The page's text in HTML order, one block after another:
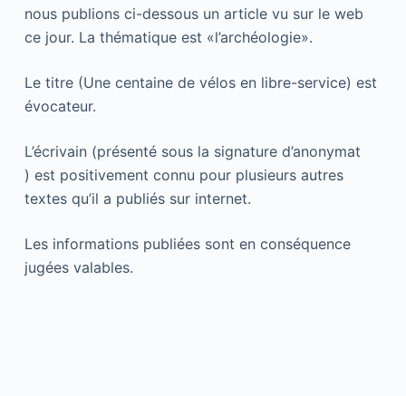
unous publions ci-dessous un article vu sur le web
ce jour. La thématique est «l’archéologie».
Le titre (Une centaine de vélos en libre-service) est
évocateur.
L’écrivain (présenté sous la signature d’anonymat
) est positivement connu pour plusieurs autres
textes qu’il a publiés sur internet.
Les informations publiées sont en conséquence
jugées valables.